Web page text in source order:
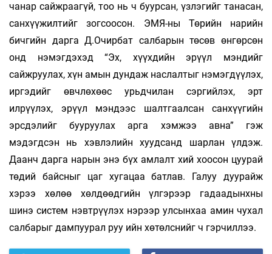
чанар сайжраагүй, тоо нь ч буурсан, үзлэгийг танасан,
санхүүжилтийг зогсоосон. ЭМЯ-ны Төрийн нарийн
бичгийн дарга Д.Очирбат салбарын төсөв өнгөрсөн
онд нэмэгдэхэд “Эх, хүүхдийн эрүүл мэндийг
сайжруулах, хүн амын дундаж наслалтыг нэмэгдүүлэх,
иргэдийг өвчлөхөөс урьдчилан сэргийлэх, эрт
илрүүлэх, эрүүл мэндээс шалтгаалсан санхүүгийн
эрсдэлийг бууруулах арга хэмжээ авна” гэж
мэдэгдсэн нь хэвлэлийн хуудсанд шарлан үлдэж.
Даанч дарга нарын энэ бүх амлалт хий хоосон цуурай
төдий байсныг цаг хугацаа батлав. Галуу дуурайж
хэрээ хөлөө хөлдөөдгийн үлгэрээр гадаадынхны
шинэ систем нэвтрүүлэх нэрээр улсынхаа амин чухал
салбарыг дампуурал руу ийн хөтөлснийг ч гэрчиллээ.